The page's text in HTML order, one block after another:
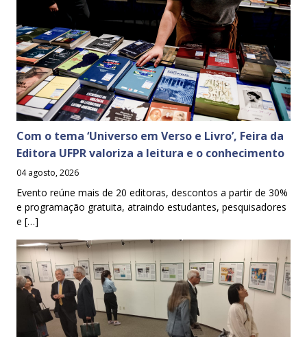
Com o tema ‘Universo em Verso e Livro’, Feira da
Editora UFPR valoriza a leitura e o conhecimento
04 agosto, 2026
Evento reúne mais de 20 editoras, descontos a partir de 30%
e programação gratuita, atraindo estudantes, pesquisadores
e […]